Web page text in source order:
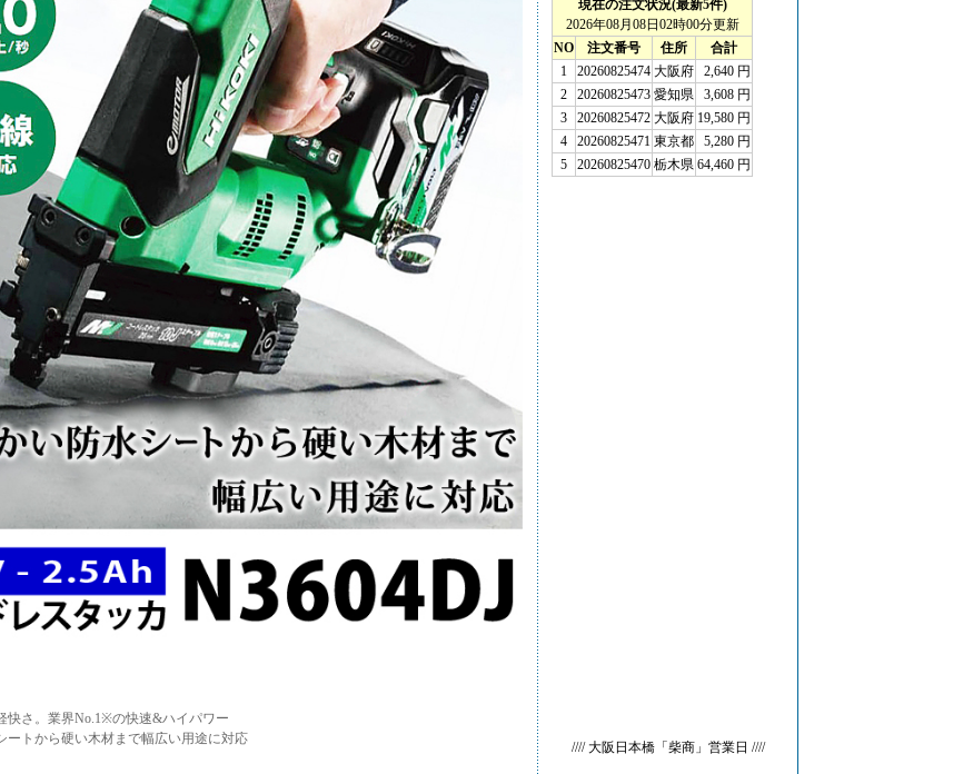
快さ。業界No.1※の快速&ハイパワー
ートから硬い木材まで幅広い用途に対応
//// 大阪日本橋「柴商」営業日 ////